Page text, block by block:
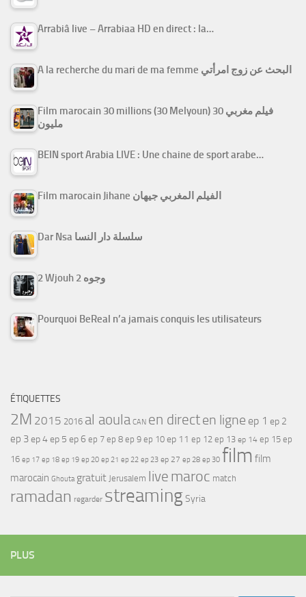
Arrabiâ live – Arrabiaa HD en direct : la…
A la recherche du mari de ma femme البحث عن زوج امرأتي
Film marocain 30 millions (30 Melyoun) فيلم مغربي 30
مليون
BEIN sport Arabia LIVE : Une chaine de sport arabe…
Film marocain Jihane الفيلم المغربي جيهان
Dar Nsa سلسلة دار النسا
2 Wjouh 2 وجوه
Pourquoi BeReal n’a jamais conquis les utilisateurs
ÉTIQUETTES
2M 2015 2016 al aoula CAN en directen ligne ep 1 ep 2
ep 3ep 4ep 5 ep 6 ep 7 ep 8 ep 9 ep 10 ep 11 ep 12 ep 13 ep 14 ep 15 ep
16 ep 17 ep 18 ep 19 ep 20 ep 21 ep 22 ep 23 ep 27 ep 28 ep 30 film film
marocain Ghouta gratuit Jerusalem live maroc match
ramadan regarder streamingSyria
PLUS